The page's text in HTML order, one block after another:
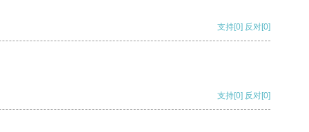
支持[0] 反对[0]
支持[0] 反对[0]